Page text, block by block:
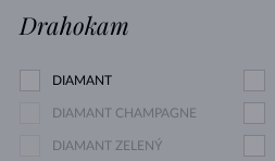
Drahokam
DIAMANT
DIAMANT CHAMPAGNE
DIAMANT ZELENÝ